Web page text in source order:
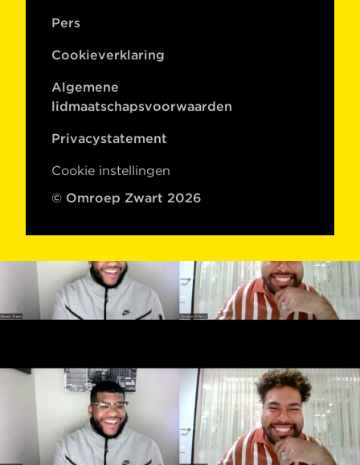
Pers
Cookieverklaring
Algemene
lidmaatschapsvoorwaarden
Privacystatement
Cookie instellingen
© Omroep Zwart 2026